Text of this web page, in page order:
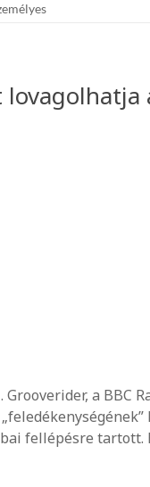
a BBC
fellépésre tartott.